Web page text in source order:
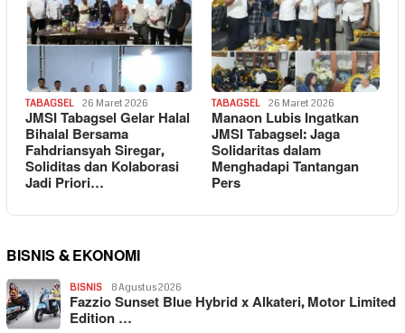
TABAGSEL 26 Maret 2026
JMSI Tabagsel Gelar Halal
Bihalal Bersama
Fahdriansyah Siregar,
Soliditas dan Kolaborasi
Jadi Priori…
TABAGSEL 26 Maret 2026
Manaon Lubis Ingatkan
JMSI Tabagsel: Jaga
Solidaritas dalam
Menghadapi Tantangan
Pers
BISNIS & EKONOMI
BISNIS 8 Agustus 2026
Fazzio Sunset Blue Hybrid x Alkateri, Motor Limited
Edition …